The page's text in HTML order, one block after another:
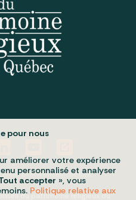
Mes préférences cookies
du patrimoine religieux du
pour nous
améliorer votre expérience
personnalisé et analyser
accepter », vous
Politique relative aux